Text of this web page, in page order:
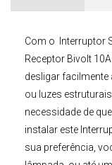
Com o
Interruptor
Receptor Bivolt
desligar facilmente
ou luzes
necessidade de
instalar este
sua preferência,